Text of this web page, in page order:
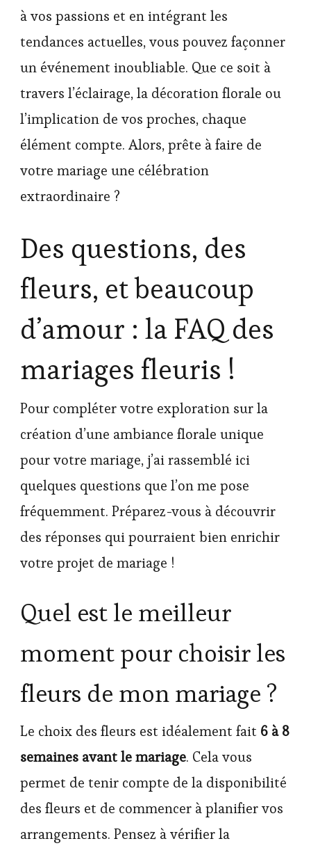
à vos passions et en intégrant les
tendances actuelles, vous pouvez façonner
un événement inoubliable. Que ce soit à
travers l’éclairage, la décoration florale ou
l’implication de vos proches, chaque
élément compte. Alors, prête à faire de
votre mariage une célébration
extraordinaire ?
Des questions, des
fleurs, et beaucoup
d’amour : la FAQ des
mariages fleuris !
Pour compléter votre exploration sur la
création d’une ambiance florale unique
pour votre mariage, j’ai rassemblé ici
quelques questions que l’on me pose
fréquemment. Préparez-vous à découvrir
des réponses qui pourraient bien enrichir
votre projet de mariage !
Quel est le meilleur
moment pour choisir les
fleurs de mon mariage ?
Le choix des fleurs est idéalement fait 6 à 8
semaines avant le mariage. Cela vous
permet de tenir compte de la disponibilité
des fleurs et de commencer à planifier vos
arrangements. Pensez à vérifier la